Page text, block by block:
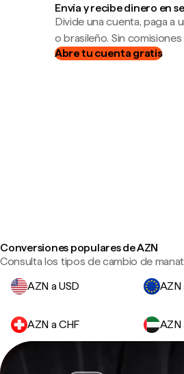
Envía y recibe dinero en
Divide una cuenta, paga a
o brasileño. Sin
Abre tu cuenta gratis
Conversiones populares de AZN
Consulta los tipos de cambio de
AZN a USD
AZN
AZN a CHF AZN